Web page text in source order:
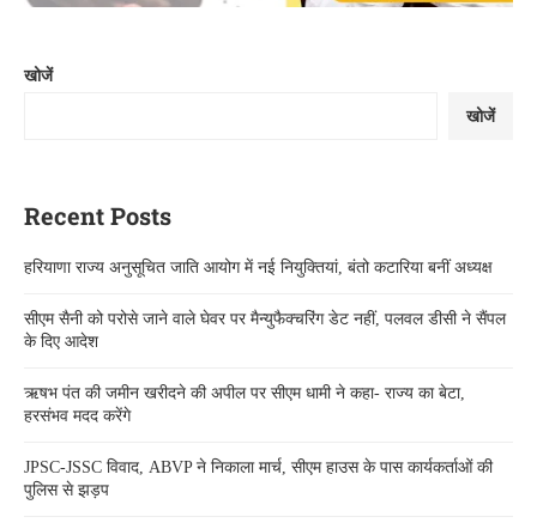
खोजें
खोजें
Recent Posts
हरियाणा राज्य अनुसूचित जाति आयोग में नई नियुक्तियां, बंतो कटारिया बनीं अध्यक्ष
सीएम सैनी को परोसे जाने वाले घेवर पर मैन्युफैक्चरिंग डेट नहीं, पलवल डीसी ने सैंपल
के दिए आदेश
ऋषभ पंत की जमीन खरीदने की अपील पर सीएम धामी ने कहा- राज्य का बेटा,
हरसंभव मदद करेंगे
JPSC-JSSC विवाद, ABVP ने निकाला मार्च, सीएम हाउस के पास कार्यकर्ताओं की
पुलिस से झड़प